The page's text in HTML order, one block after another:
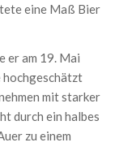
eine Maß Bier
er am 19. Mai
hochgeschätzt
mit starker
durch ein halbes
zu einem